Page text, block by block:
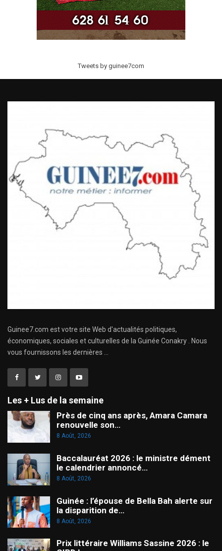
Tweets by guinee7com
Guinee7.com est votre site Web d'actualités politiques,
économiques, sociales et culturelles de la Guinée Conakry . Nous
vous fournissons les dernières ...
Les + Lus de la semaine
Près de cinq ans après, Amara Camara
renouvelle son…
8 Août, 2026
Baccalauréat 2026 : le ministre dément
le calendrier annoncé…
8 Août, 2026
Guinée : l’épouse de Bella Bah alerte sur
la disparition de…
8 Août, 2026
Prix littéraire Williams Sassine 2026 : le